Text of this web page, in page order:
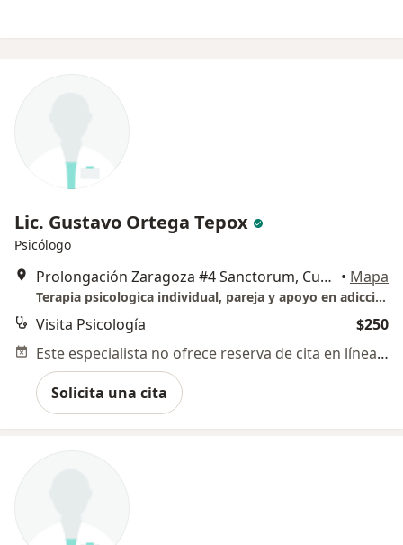
Lic. Gustavo Ortega Tepox
Psicólogo
Prolongación Zaragoza #4 Sanctorum, Cuautlancingo., Cuautlancingo • Mapa
Terapia psicologica individual, pareja y apoyo en adicciones.
Visita Psicología
$250
Este especialista no ofrece reserva de cita en línea en esta dirección.
Solicita una cita